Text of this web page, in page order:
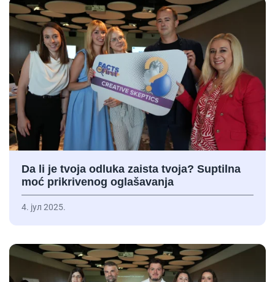
Da li je tvoja odluka zaista tvoja? Suptilna
moć prikrivenog oglašavanja
4. јул 2025.